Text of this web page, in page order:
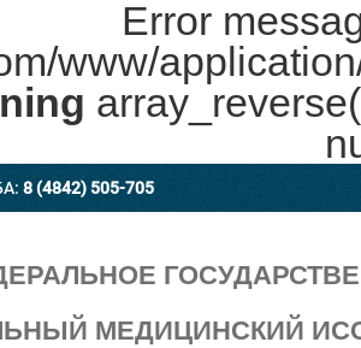
Error
www/
8 (4842) 505-705
МЕДИЦИНСКИЙ